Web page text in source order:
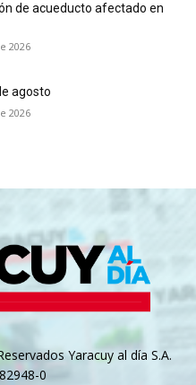
de acueducto afectado en
2026
agosto
2026
Yaracuy al día S.A.
0